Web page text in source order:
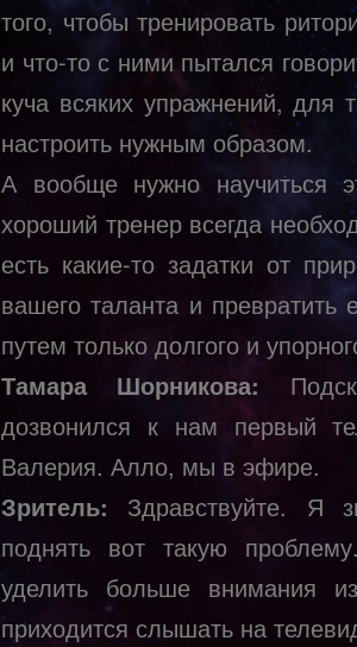
того, чтобы тренировать
и что-то с ними пытался
куча всяких упражнений, для
настроить нужным образом.
А вообще нужно научиться
хороший тренер всегда
есть какие-то задатки от
вашего таланта и
путем только долгого и
Тамара Шорникова:
дозвонился к нам первый
Валерия. Алло, мы в эфире.
Зритель: Здравствуйте. Я
поднять вот такую
уделить больше внимания
приходится слышать на